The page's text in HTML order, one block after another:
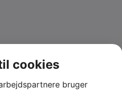
cookies
bruger